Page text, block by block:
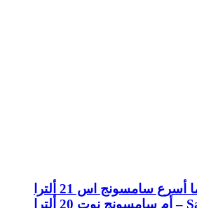
إختبار سرعة : أيهما أسرع سامسونج اس 21 ألترا
أم سامسونج نوت 20 ألترا – Samsung S21 Ultra